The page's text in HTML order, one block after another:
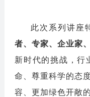
此次系列讲座
者、专家、企业家
新时代的挑战，行
命、尊重科学的态
容、更加绿色开敞